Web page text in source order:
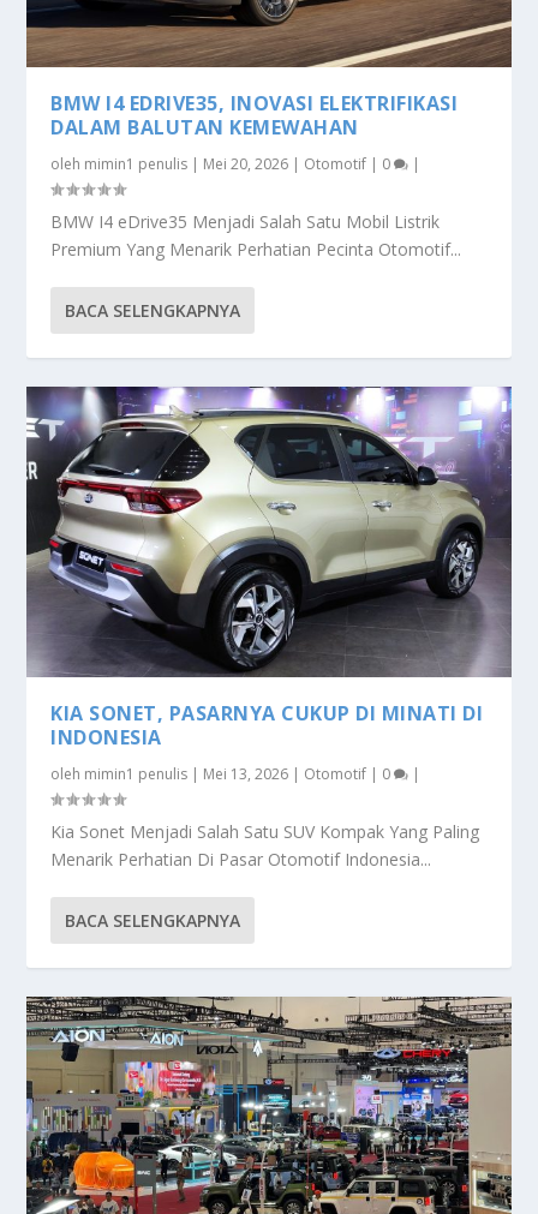
BMW I4 EDRIVE35, INOVASI ELEKTRIFIKASI
DALAM BALUTAN KEMEWAHAN
oleh mimin1 penulis | Mei 20, 2026 | Otomotif | 0 |
BMW I4 eDrive35 Menjadi Salah Satu Mobil Listrik
Premium Yang Menarik Perhatian Pecinta Otomotif...
BACA SELENGKAPNYA
KIA SONET, PASARNYA CUKUP DI MINATI DI
INDONESIA
oleh mimin1 penulis | Mei 13, 2026 | Otomotif | 0 |
Kia Sonet Menjadi Salah Satu SUV Kompak Yang Paling
Menarik Perhatian Di Pasar Otomotif Indonesia...
BACA SELENGKAPNYA